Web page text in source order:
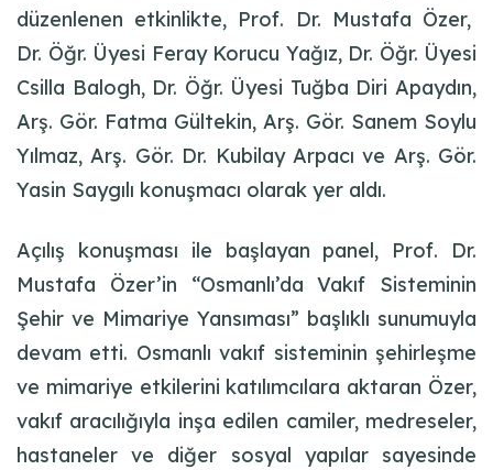
düzenlenen etkinlikte, Prof. Dr. Mustafa Özer,
Dr. Öğr. Üyesi Feray Korucu Yağız, Dr. Öğr. Üyesi
Csilla Balogh, Dr. Öğr. Üyesi Tuğba Diri Apaydın,
Arş. Gör. Fatma Gültekin, Arş. Gör. Sanem Soylu
Yılmaz, Arş. Gör. Dr. Kubilay Arpacı ve Arş. Gör.
Yasin Saygılı konuşmacı olarak yer aldı.
Açılış konuşması ile başlayan panel, Prof. Dr.
Mustafa Özer’in “Osmanlı’da Vakıf Sisteminin
Şehir ve Mimariye Yansıması” başlıklı sunumuyla
devam etti. Osmanlı vakıf sisteminin şehirleşme
ve mimariye etkilerini katılımcılara aktaran Özer,
vakıf aracılığıyla inşa edilen camiler, medreseler,
hastaneler ve diğer sosyal yapılar sayesinde